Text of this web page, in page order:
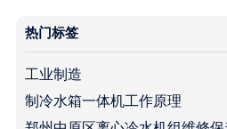
热门标签
工业制造
制冷水箱一体机工作原理